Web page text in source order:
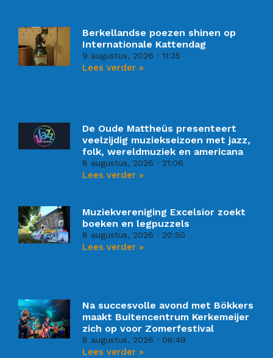
Berkellandse poezen shinen op
Internationale Kattendag
9 augustus, 2026 11:35
Lees verder »
De Oude Mattheüs presenteert
veelzijdig muziekseizoen met jazz,
folk, wereldmuziek en americana
8 augustus, 2026 21:06
Lees verder »
Muziekvereniging Excelsior zoekt
boeken en legpuzzels
8 augustus, 2026 20:50
Lees verder »
Na succesvolle avond met Bökkers
maakt Buitencentrum Kerkemeijer
zich op voor Zomerfestival
8 augustus, 2026 08:49
Lees verder »